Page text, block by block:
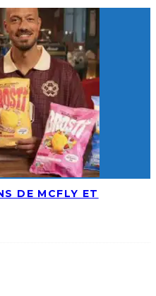
DE MCFLY ET